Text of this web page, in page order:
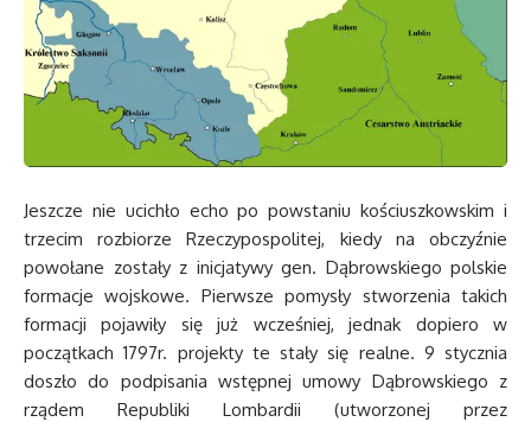
Jeszcze nie ucichło echo po powstaniu kościuszkowskim i
trzecim rozbiorze Rzeczypospolitej, kiedy na obczyźnie
powołane zostały z inicjatywy gen. Dąbrowskiego polskie
formacje wojskowe. Pierwsze pomysły stworzenia takich
formacji pojawiły się już wcześniej, jednak dopiero w
początkach 1797r. projekty te stały się realne. 9 stycznia
doszło do podpisania wstępnej umowy Dąbrowskiego z
rządem Republiki Lombardii (utworzonej przez